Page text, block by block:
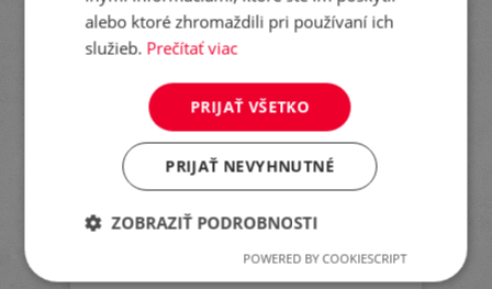
LG AIKIDO - VYSOKO
ÚRODNÁ, ZDRAVÁ
OSINATKA S
KVALITOU A
alebo ktoré zhromaždili pri používaní ich
služieb. Prečítať viac
PRIJAŤ VŠETKO
PRIJAŤ NEVYHNUTNÉ
ZOBRAZIŤ PODROBNOSTI
POWERED BY COOKIESCRIPT